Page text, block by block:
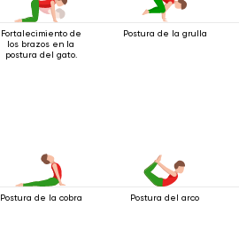
Fortalecimiento de
los brazos en la
postura del gato.
Postura de la grulla
Postura de la cobra Postura del arco